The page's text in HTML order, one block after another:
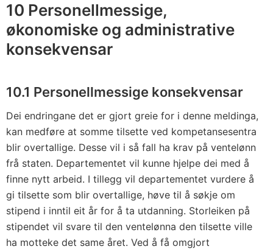
10 Personellmessige,
økonomiske og administrative
konsekvensar
10.1 Personellmessige konsekvensar
Dei endringane det er gjort greie for i denne meldinga,
kan medføre at somme tilsette ved kompetansesentra
blir overtallige. Desse vil i så fall ha krav på ventelønn
frå staten. Departementet vil kunne hjelpe dei med å
finne nytt arbeid. I tillegg vil departementet vurdere å
gi tilsette som blir overtallige, høve til å søkje om
stipend i inntil eit år for å ta utdanning. Storleiken på
stipendet vil svare til den ventelønna den tilsette ville
ha motteke det same året. Ved å få omgjort